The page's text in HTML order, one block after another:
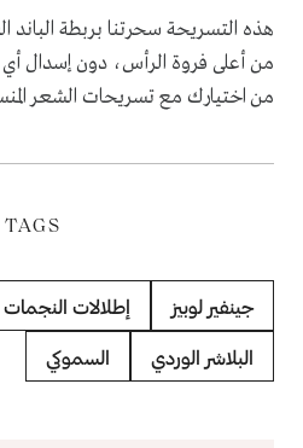
هذه التسريحة سحرتنا بربطة الباند
من أعلى فروة الرأس، دون إسدال
من اختيارك مع تسريحات الشعر
TAGS
جينفير لوبيز إطلالات النجمات
البلاشر الوردي السموكي